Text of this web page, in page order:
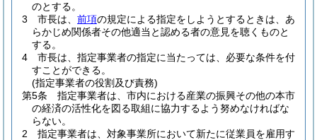
のとする。
3
市長は、 前項の規定による指定をしようとするときは、あ
らかじめ関係者その他適当と認める者の意見を聴くものと
する。
4
市長は、指定事業者の指定に当たっては、必要な条件を付
すことができる。
(指定事業者の役割及び責務)
第5条
指定事業者は、市内における産業の振興その他の本市
の経済の活性化を図る取組に協力するよう努めなければな
らない。
2
指定事業者は、対象事業所において新たに従業員を雇用す